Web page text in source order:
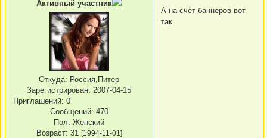
Активный участник
Откуда: Россия,Питер
Зарегистрирован: 2007-04-15
Приглашений: 0
Сообщений: 470
Пол: Женский
Возраст: 31 [1994-11-01]
А на счёт баннеров вот
так